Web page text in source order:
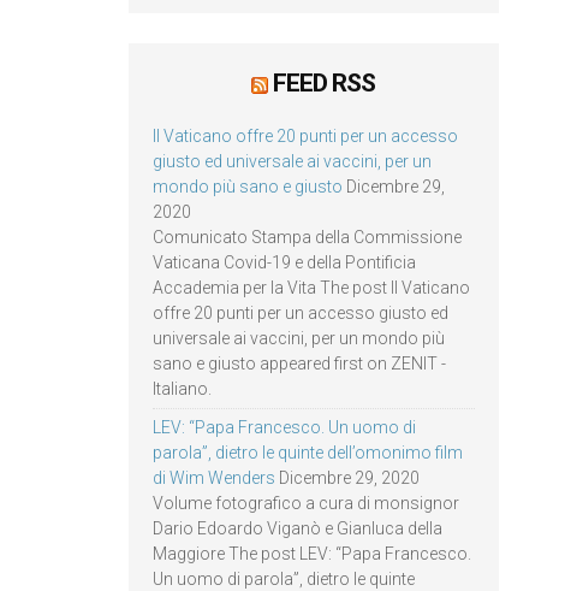
FEED RSS
Il Vaticano offre 20 punti per un accesso
giusto ed universale ai vaccini, per un
mondo più sano e giusto Dicembre 29,
2020
Comunicato Stampa della Commissione
Vaticana Covid-19 e della Pontificia
Accademia per la Vita The post Il Vaticano
offre 20 punti per un accesso giusto ed
universale ai vaccini, per un mondo più
sano e giusto appeared first on ZENIT -
Italiano.
LEV: “Papa Francesco. Un uomo di
parola”, dietro le quinte dell’omonimo film
di Wim Wenders Dicembre 29, 2020
Volume fotografico a cura di monsignor
Dario Edoardo Viganò e Gianluca della
Maggiore The post LEV: “Papa Francesco.
Un uomo di parola”, dietro le quinte